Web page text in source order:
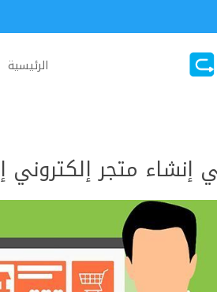
الرئيسية
إنشاء متجر إلكتروني